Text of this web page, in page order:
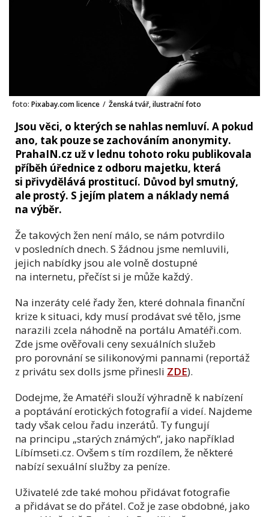
foto: Pixabay.com licence / Ženská tvář, ilustrační foto
Jsou věci, o kterých se nahlas nemluví. A pokud
ano, tak pouze se zachováním anonymity.
PrahaIN.cz už v lednu tohoto roku publikovala
příběh úřednice z odboru majetku, která
si přivydělává prostitucí. Důvod byl smutný,
ale prostý. S jejím platem a náklady nemá
na výběr.
Že takových žen není málo, se nám potvrdilo
v posledních dnech. S žádnou jsme nemluvili,
jejich nabídky jsou ale volně dostupné
na internetu, přečíst si je může každý.
Na inzeráty celé řady žen, které dohnala finanční
krize k situaci, kdy musí prodávat své tělo, jsme
narazili zcela náhodně na portálu Amatéři.com.
Zde jsme ověřovali ceny sexuálních služeb
pro porovnání se silikonovými pannami (reportáž
z privátu sex dolls jsme přinesli ZDE).
Dodejme, že Amatéři slouží výhradně k nabízení
a poptávání erotických fotografií a videí. Najdeme
tady však celou řadu inzerátů. Ty fungují
na principu „starých známých“, jako například
Líbímseti.cz. Ovšem s tím rozdílem, že některé
nabízí sexuální služby za peníze.
Uživatelé zde také mohou přidávat fotografie
a přidávat se do přátel. Což je zase obdobné, jako